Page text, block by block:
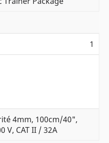
1
4mm, 100cm/40",
V, CAT II / 32A